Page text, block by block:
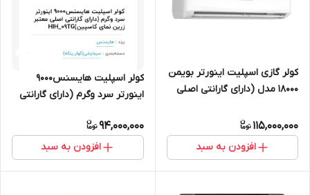
کولر گازی اسپلیت اینورتر بویمن
18000 مدل (دارای گارانتی اصلی
18ER
115,000,000
افزودن به سبد
کولر اسپلیت هایسنس9000
اینورتر سرد وگرم (دارای گارانتی
کاسپین)HIH_09TG
94,000,000
افزودن به سبد